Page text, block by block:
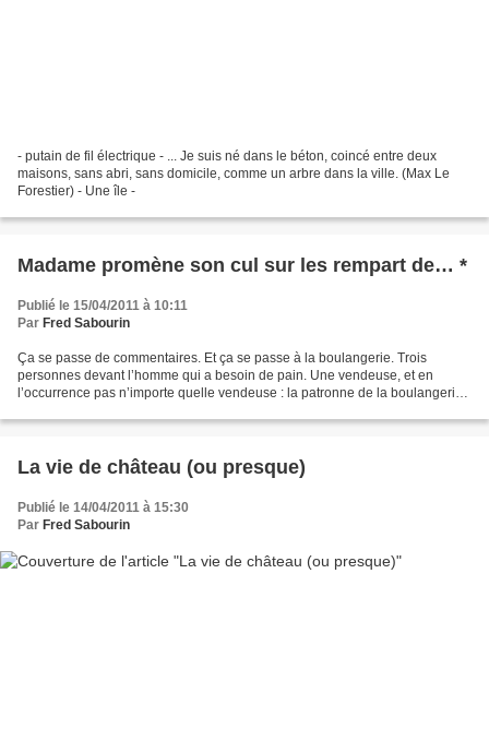
- putain de fil électrique - ... Je suis né dans le béton, coincé entre deux
maisons, sans abri, sans domicile, comme un arbre dans la ville. (Max Le
Forestier) - Une île -
Madame promène son cul sur les rempart de… *
Publié le 15/04/2011 à 10:11
Par Fred Sabourin
Ça se passe de commentaires. Et ça se passe à la boulangerie. Trois
personnes devant l’homme qui a besoin de pain. Une vendeuse, et en
l’occurrence pas n’importe quelle vendeuse : la patronne de la boulangerie.
La vie de château (ou presque)
Publié le 14/04/2011 à 15:30
Par Fred Sabourin